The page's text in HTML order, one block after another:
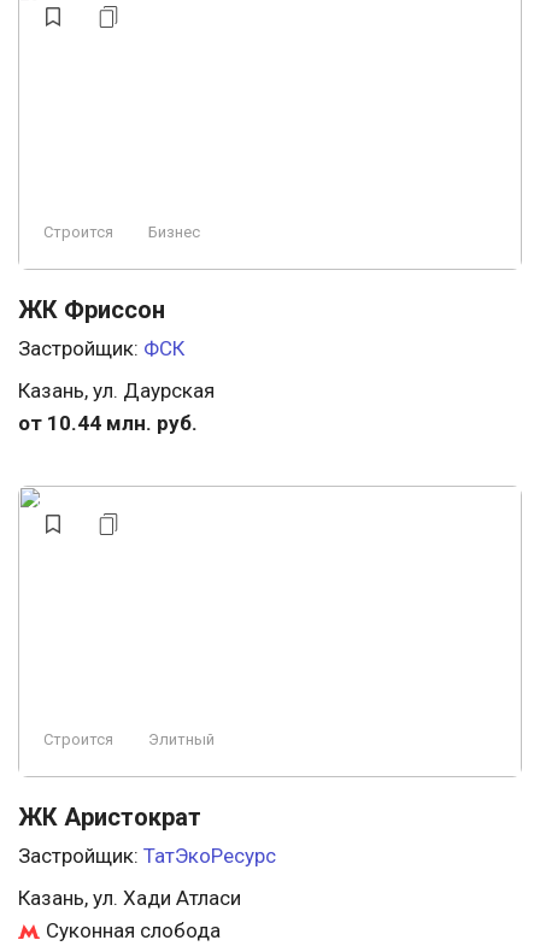
Строится Бизнес
ЖК Фриссон
Застройщик: ФСК
Казань, ул. Даурская
от 10.44 млн. руб.
Строится Элитный
ЖК Аристократ
Застройщик: ТатЭкоРесурс
Казань, ул. Хади Атласи
Суконная слобода